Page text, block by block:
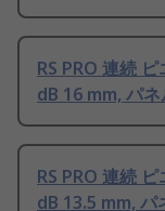
RS PRO 連続
dB 16 mm, パ
RS PRO 連続
dB 13.5 mm, パ